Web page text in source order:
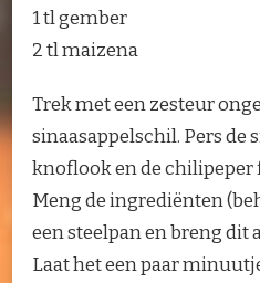
1 tl gember
2 tl maizena
Trek met een zesteur
sinaasappelschil. Pers de
knoflook en de chilipeper
Meng de ingrediënten
een steelpan en breng dit
Laat het een paar